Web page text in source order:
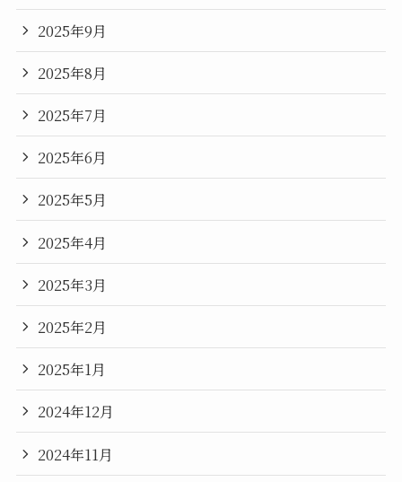
2025年9月
2025年8月
2025年7月
2025年6月
2025年5月
2025年4月
2025年3月
2025年2月
2025年1月
2024年12月
2024年11月